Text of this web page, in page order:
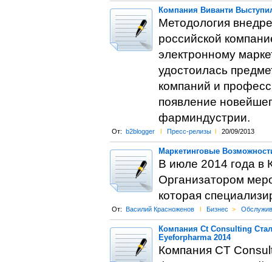
Компания Виванти
Методология
российской
электронному
удостоилась
компаний и
появление
фарминдустрии.
От: b2blogger l Пресс-релизы l 20/09/2013
Маркетинговые
В июле 2014 года в
Организатором
которая
От: Василий Красноженов l Бизнес >
Компания Ct Consulting
Eyeforpharma 2014
Компания CT